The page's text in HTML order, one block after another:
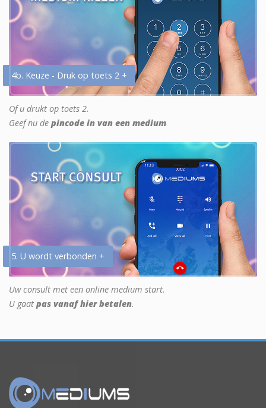
4b. Keuze - Druk op toets 2 +
Of u drukt op toets 2.
Geef nu de pincode in van een medium
5. U wordt verbonden +
Uw consult met een online medium start.
U gaat pas vanaf hier betalen.